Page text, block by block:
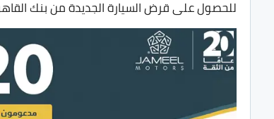
للحصول على قرض السيارة الجديدة من بنك